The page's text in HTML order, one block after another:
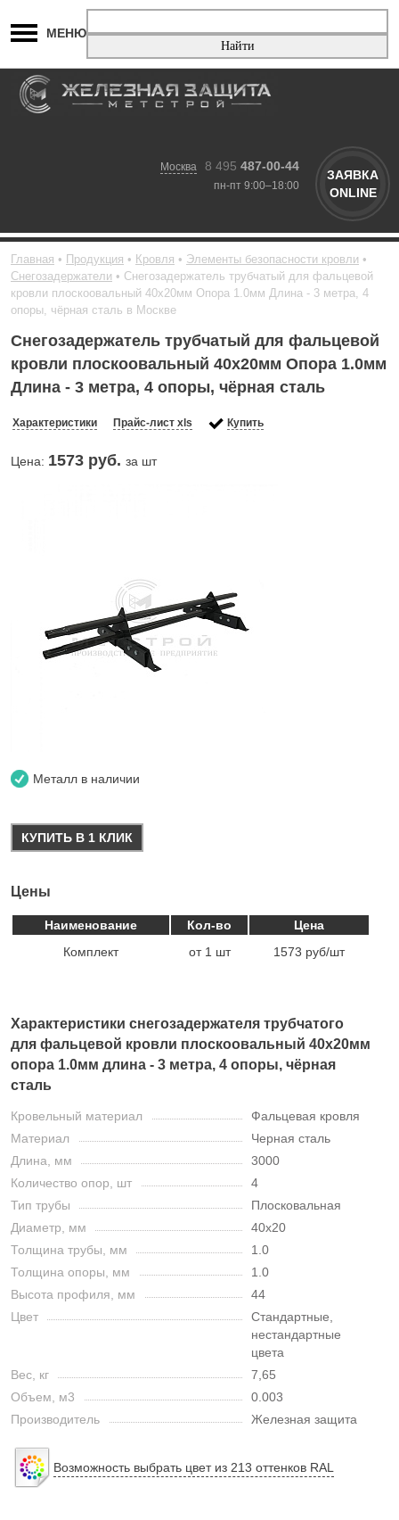
МЕНЮ
Москва 8 495 487-00-44
пн-пт 9:00–18:00
ЗАЯВКА
ONLINE
Главная Продукция Кровля
Элементы безопасности кровли
Снегозадержатели
Снегозадержатель трубчатый для фальцевой
кровли плоскоовальный 40х20мм Опора 1.0мм Длина - 3 метра, 4
опоры, чёрная сталь в Москве
Снегозадержатель трубчатый для фальцевой
кровли плоскоовальный 40х20мм Опора 1.0мм
Длина - 3 метра, 4 опоры, чёрная сталь
Характеристики Прайс-лист xls Купить
Цена: 1573 руб. за шт
Металл в наличии
КУПИТЬ В 1 КЛИК
Цены
Наименование Кол-во
Цена
Комплект
от 1 шт 1573 руб/шт
Характеристики снегозадержателя трубчатого
для фальцевой кровли плоскоовальный 40х20мм
опора 1.0мм длина - 3 метра, 4 опоры, чёрная
сталь
Кровельный материал
Фальцевая кровля
Материал
Черная сталь
Длина, мм
3000
Количество опор, шт
4
Тип трубы
Плосковальная
Диаметр, мм
40х20
Толщина трубы, мм
1.0
Толщина опоры, мм
1.0
Высота профиля, мм
44
Цвет
Стандартные,
нестандартные
цвета
Вес, кг
7,65
Объем, м3
0.003
Производитель
Железная защита
Возможность выбрать цвет из 213 оттенков RAL